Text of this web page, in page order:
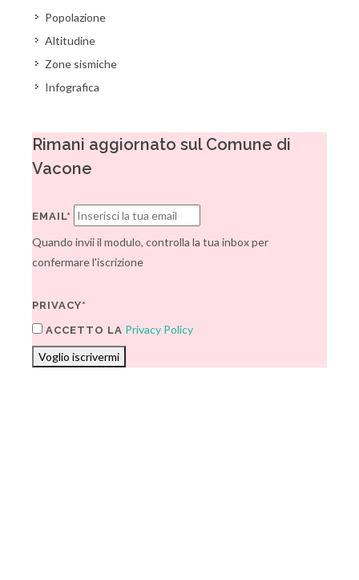
Popolazione
Altitudine
Zone sismiche
Infografica
Rimani aggiornato sul Comune di
Vacone
EMAIL*
Quando invii il modulo, controlla la tua inbox per
confermare l'iscrizione
PRIVACY*
ACCETTO LA Privacy Policy
Voglio iscrivermi